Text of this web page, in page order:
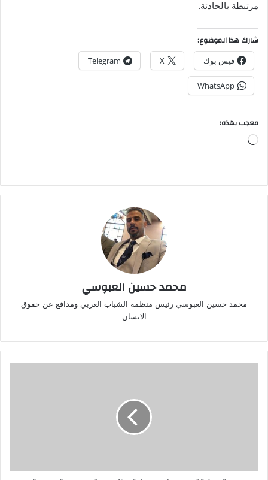
مرتبطة بالحادثة.
شارك هذا الموضوع:
فيس بوك X
Telegram
WhatsApp
معجب بهذه:
جاري
محمد حسين العبوسي
محمد حسين العبوسي رئيس منظمة الشباب العربي ومدافع عن حقوق
الانسان
مع